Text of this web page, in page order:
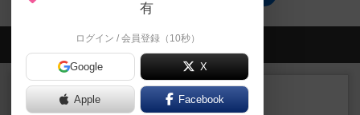
会員の新しい投稿
ルール/インスト
マーケットフレッシュ
有
ログイン / 会員登録（10秒）
Google X
Apple Facebook